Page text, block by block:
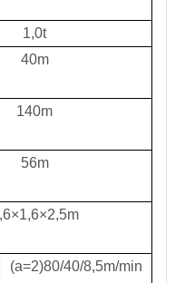
1,0t
40m
140m
56m
(a=2)80/40/8,5m/min